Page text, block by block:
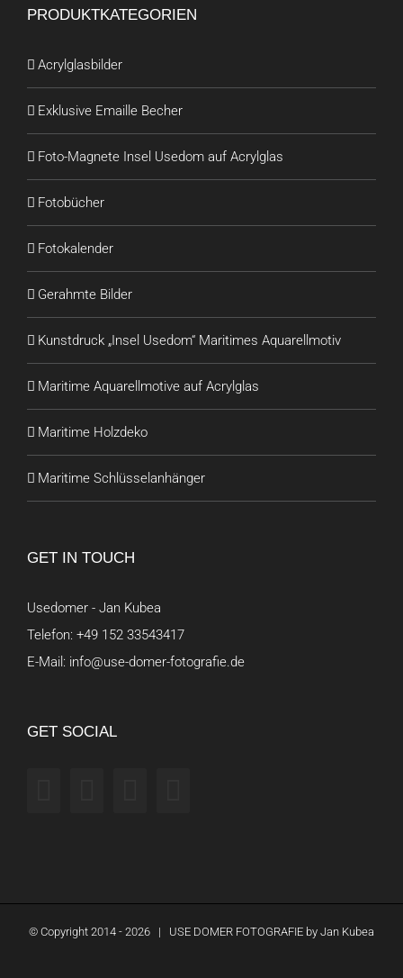
PRODUKTKATEGORIEN
Acrylglasbilder
Exklusive Emaille Becher
Foto-Magnete Insel Usedom auf Acrylglas
Fotobücher
Fotokalender
Gerahmte Bilder
Kunstdruck „Insel Usedom“ Maritimes Aquarellmotiv
Maritime Aquarellmotive auf Acrylglas
Maritime Holzdeko
Maritime Schlüsselanhänger
GET IN TOUCH
Usedomer - Jan Kubea
Telefon: +49 152 33543417
E-Mail: info@use-domer-fotografie.de
GET SOCIAL
© Copyright 2014 - 2026 | USE DOMER FOTOGRAFIE by Jan Kubea